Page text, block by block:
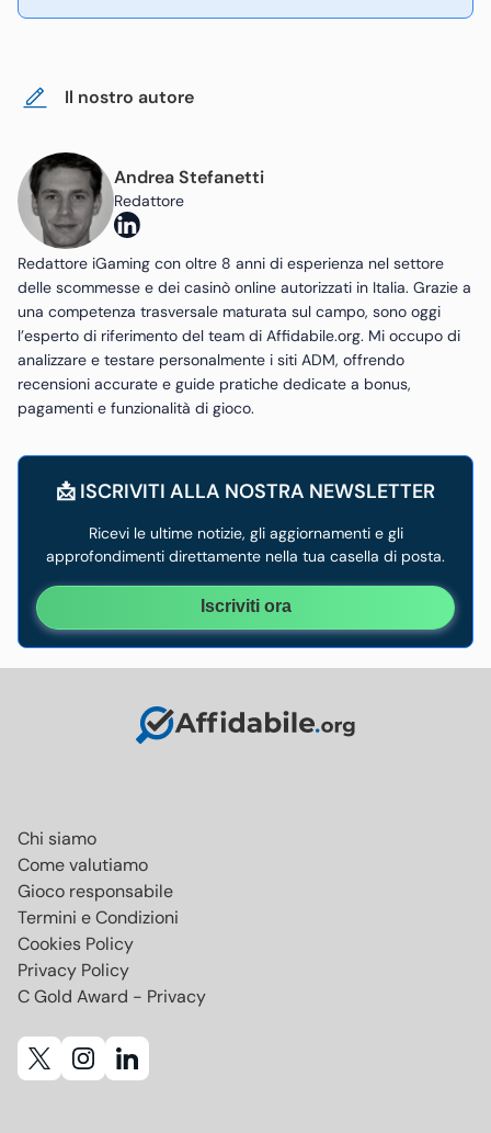
Il nostro autore
Andrea Stefanetti
Redattore
Redattore iGaming con oltre 8 anni di esperienza nel settore
delle scommesse e dei casinò online autorizzati in Italia. Grazie a
una competenza trasversale maturata sul campo, sono oggi
l’esperto di riferimento del team di Affidabile.org. Mi occupo di
analizzare e testare personalmente i siti ADM, offrendo
recensioni accurate e guide pratiche dedicate a bonus,
pagamenti e funzionalità di gioco.
📩 ISCRIVITI ALLA NOSTRA NEWSLETTER
Ricevi le ultime notizie, gli aggiornamenti e gli
approfondimenti direttamente nella tua casella di posta.
Iscriviti ora
Chi siamo
Come valutiamo
Gioco responsabile
Termini e Condizioni
Cookies Policy
Privacy Policy
C Gold Award - Privacy